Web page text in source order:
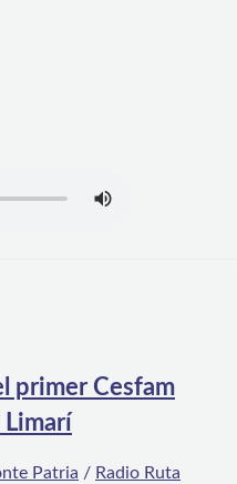
primer Cesfam
Limarí
Patria / Radio Ruta